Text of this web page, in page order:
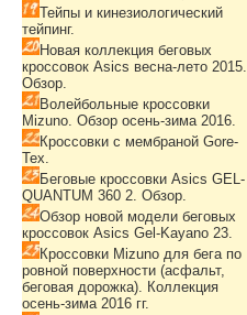
Тейпы и кинезиологический
тейпинг.
Новая коллекция беговых
кроссовок Asics весна-лето 2015.
Обзор.
Волейбольные кроссовки
Mizuno. Обзор осень-зима 2016.
Кроссовки с мембраной Gore-
Tex.
Беговые кроссовки Asics GEL-
QUANTUM 360 2. Обзор.
Обзор новой модели беговых
кроссовок Asics Gel-Kayano 23.
Кроссовки Mizuno для бега по
ровной поверхности (асфальт,
беговая дорожка). Коллекция
осень-зима 2016 гг.